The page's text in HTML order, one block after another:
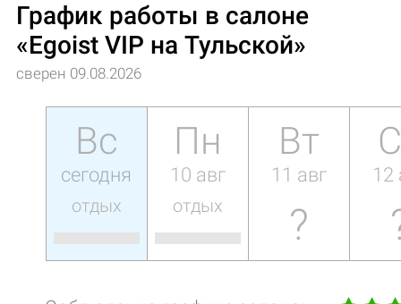
График работы в салоне
«Egoist VIP на Тульской»
сверен 09.08.2026
Вс
сегодня
отдых
Пн
10 авг
отдых
Вт
11 авг
?
12